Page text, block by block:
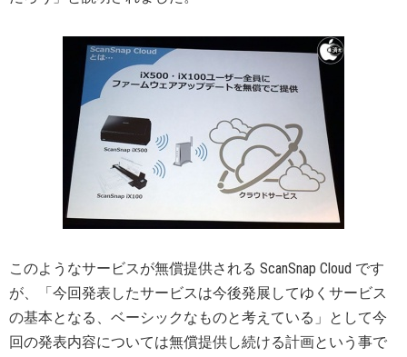
このようなサービスが無償提供される ScanSnap Cloud です
が、「今回発表したサービスは今後発展してゆくサービス
の基本となる、ベーシックなものと考えている」として今
回の発表内容については無償提供し続ける計画という事で